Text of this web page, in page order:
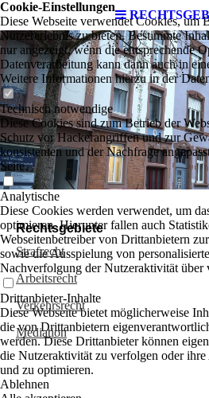
Rechtsgebiete
Strafrecht
Arbeitsrecht
Verkehrsrecht
Mediation
Cookie-Einstellungen
Diese Webseite verwendet Cookies, um
Nutzererlebnis zu bieten. Bestimmte
nur angezeigt, wenn die entsprechende
Datenverarbeitung kann dann auch in
Weitere Informationen hierzu in der
Technisch notwendige
Diese Cookies sind zum Betrieb der
Schutz vor Hackerangriffen und zur
konsistenten und der Nachfrage
Seite.
Analytische
Diese Cookies werden verwendet, um
optimieren. Hierunter fallen auch
Webseitenbetreiber von Drittanbietern
sowie die Ausspielung von
Nachverfolgung der Nutzeraktivität über
Drittanbieter-Inhalte
Diese Webseite bietet möglicherweise
die von Drittanbietern
werden. Diese Drittanbieter können
die Nutzeraktivität zu verfolgen oder ihre
und zu optimieren.
Ablehnen